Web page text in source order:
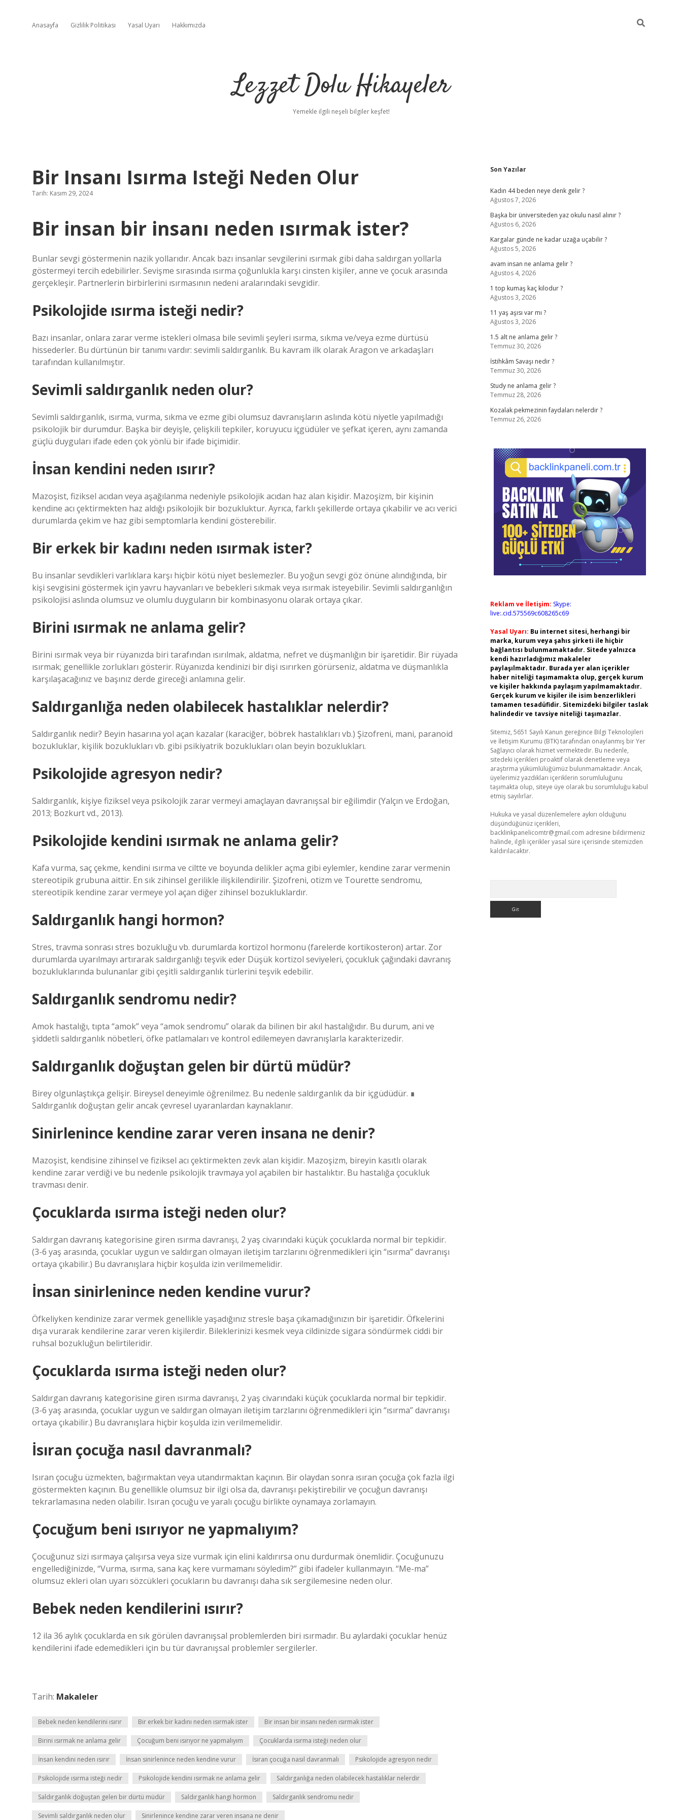
Anasayfa Gizlilik Politikası Yasal Uyarı Hakkımızda
Lezzet Dolu Hikayeler
Yemekle ilgili neşeli bilgiler keşfet!
Bir Insanı Isırma Isteği Neden Olur
Tarih: Kasım 29, 2024
Bir insan bir insanı neden ısırmak ister?
Bunlar sevgi göstermenin nazik yollarıdır. Ancak bazı insanlar sevgilerini ısırmak gibi daha saldırgan yollarla
göstermeyi tercih edebilirler. Sevişme sırasında ısırma çoğunlukla karşı cinsten kişiler, anne ve çocuk arasında
gerçekleşir. Partnerlerin birbirlerini ısırmasının nedeni aralarındaki sevgidir.
Psikolojide ısırma isteği nedir?
Bazı insanlar, onlara zarar verme istekleri olmasa bile sevimli şeyleri ısırma, sıkma ve/veya ezme dürtüsü
hissederler. Bu dürtünün bir tanımı vardır: sevimli saldırganlık. Bu kavram ilk olarak Aragon ve arkadaşları
tarafından kullanılmıştır.
Sevimli saldırganlık neden olur?
Sevimli saldırganlık, ısırma, vurma, sıkma ve ezme gibi olumsuz davranışların aslında kötü niyetle yapılmadığı
psikolojik bir durumdur. Başka bir deyişle, çelişkili tepkiler, koruyucu içgüdüler ve şefkat içeren, aynı zamanda
güçlü duyguları ifade eden çok yönlü bir ifade biçimidir.
İnsan kendini neden ısırır?
Mazoşist, fiziksel acıdan veya aşağılanma nedeniyle psikolojik acıdan haz alan kişidir. Mazoşizm, bir kişinin
kendine acı çektirmekten haz aldığı psikolojik bir bozukluktur. Ayrıca, farklı şekillerde ortaya çıkabilir ve acı verici
durumlarda çekim ve haz gibi semptomlarla kendini gösterebilir.
Bir erkek bir kadını neden ısırmak ister?
Bu insanlar sevdikleri varlıklara karşı hiçbir kötü niyet beslemezler. Bu yoğun sevgi göz önüne alındığında, bir
kişi sevgisini göstermek için yavru hayvanları ve bebekleri sıkmak veya ısırmak isteyebilir. Sevimli saldırganlığın
psikolojisi aslında olumsuz ve olumlu duyguların bir kombinasyonu olarak ortaya çıkar.
Birini ısırmak ne anlama gelir?
Birini ısırmak veya bir rüyanızda biri tarafından ısırılmak, aldatma, nefret ve düşmanlığın bir işaretidir. Bir rüyada
ısırmak; genellikle zorlukları gösterir. Rüyanızda kendinizi bir dişi ısırırken görürseniz, aldatma ve düşmanlıkla
karşılaşacağınız ve başınız derde gireceği anlamına gelir.
Saldırganlığa neden olabilecek hastalıklar nelerdir?
Saldırganlık nedir? Beyin hasarına yol açan kazalar (karaciğer, böbrek hastalıkları vb.) Şizofreni, mani, paranoid
bozukluklar, kişilik bozuklukları vb. gibi psikiyatrik bozuklukları olan beyin bozuklukları.
Psikolojide agresyon nedir?
Saldırganlık, kişiye fiziksel veya psikolojik zarar vermeyi amaçlayan davranışsal bir eğilimdir (Yalçın ve Erdoğan,
2013; Bozkurt vd., 2013).
Psikolojide kendini ısırmak ne anlama gelir?
Kafa vurma, saç çekme, kendini ısırma ve ciltte ve boyunda delikler açma gibi eylemler, kendine zarar vermenin
stereotipik grubuna aittir. En sık zihinsel gerilikle ilişkilendirilir. Şizofreni, otizm ve Tourette sendromu,
stereotipik kendine zarar vermeye yol açan diğer zihinsel bozukluklardır.
Saldırganlık hangi hormon?
Stres, travma sonrası stres bozukluğu vb. durumlarda kortizol hormonu (farelerde kortikosteron) artar. Zor
durumlarda uyarılmayı artırarak saldırganlığı teşvik eder Düşük kortizol seviyeleri, çocukluk çağındaki davranış
bozukluklarında bulunanlar gibi çeşitli saldırganlık türlerini teşvik edebilir.
Saldırganlık sendromu nedir?
Amok hastalığı, tıpta “amok” veya “amok sendromu” olarak da bilinen bir akıl hastalığıdır. Bu durum, ani ve
şiddetli saldırganlık nöbetleri, öfke patlamaları ve kontrol edilemeyen davranışlarla karakterizedir.
Saldırganlık doğuştan gelen bir dürtü müdür?
Birey olgunlaştıkça gelişir. Bireysel deneyimle öğrenilmez. Bu nedenle saldırganlık da bir içgüdüdür. ∎
Saldırganlık doğuştan gelir ancak çevresel uyaranlardan kaynaklanır.
Sinirlenince kendine zarar veren insana ne denir?
Mazoşist, kendisine zihinsel ve fiziksel acı çektirmekten zevk alan kişidir. Mazoşizm, bireyin kasıtlı olarak
kendine zarar verdiği ve bu nedenle psikolojik travmaya yol açabilen bir hastalıktır. Bu hastalığa çocukluk
travması denir.
Çocuklarda ısırma isteği neden olur?
Saldırgan davranış kategorisine giren ısırma davranışı, 2 yaş civarındaki küçük çocuklarda normal bir tepkidir.
(3-6 yaş arasında, çocuklar uygun ve saldırgan olmayan iletişim tarzlarını öğrenmedikleri için “ısırma” davranışı
ortaya çıkabilir.) Bu davranışlara hiçbir koşulda izin verilmemelidir.
İnsan sinirlenince neden kendine vurur?
Öfkeliyken kendinize zarar vermek genellikle yaşadığınız stresle başa çıkamadığınızın bir işaretidir. Öfkelerini
dışa vurarak kendilerine zarar veren kişilerdir. Bileklerinizi kesmek veya cildinizde sigara söndürmek ciddi bir
ruhsal bozukluğun belirtileridir.
Çocuklarda ısırma isteği neden olur?
Saldırgan davranış kategorisine giren ısırma davranışı, 2 yaş civarındaki küçük çocuklarda normal bir tepkidir.
(3-6 yaş arasında, çocuklar uygun ve saldırgan olmayan iletişim tarzlarını öğrenmedikleri için “ısırma” davranışı
ortaya çıkabilir.) Bu davranışlara hiçbir koşulda izin verilmemelidir.
İsıran çocuğa nasıl davranmalı?
Isıran çocuğu üzmekten, bağırmaktan veya utandırmaktan kaçının. Bir olaydan sonra ısıran çocuğa çok fazla ilgi
göstermekten kaçının. Bu genellikle olumsuz bir ilgi olsa da, davranışı pekiştirebilir ve çocuğun davranışı
tekrarlamasına neden olabilir. Isıran çocuğu ve yaralı çocuğu birlikte oynamaya zorlamayın.
Çocuğum beni ısırıyor ne yapmalıyım?
Çocuğunuz sizi ısırmaya çalışırsa veya size vurmak için elini kaldırırsa onu durdurmak önemlidir. Çocuğunuzu
engellediğinizde, “Vurma, ısırma, sana kaç kere vurmamanı söyledim?” gibi ifadeler kullanmayın. “Me-ma”
olumsuz ekleri olan uyarı sözcükleri çocukların bu davranışı daha sık sergilemesine neden olur.
Bebek neden kendilerini ısırır?
12 ila 36 aylık çocuklarda en sık görülen davranışsal problemlerden biri ısırmadır. Bu aylardaki çocuklar henüz
kendilerini ifade edemedikleri için bu tür davranışsal problemler sergilerler.
Tarih: Makaleler
Bebek neden kendilerini ısırır Bir erkek bir kadını neden ısırmak ister Bir insan bir insanı neden ısırmak ister
Birini ısırmak ne anlama gelir Çocuğum beni ısırıyor ne yapmalıyım Çocuklarda ısırma isteği neden olur
İnsan kendini neden ısırır İnsan sinirlenince neden kendine vurur İsıran çocuğa nasıl davranmalı Psikolojide agresyon nedir
Psikolojide ısırma isteği nedir Psikolojide kendini ısırmak ne anlama gelir Saldırganlığa neden olabilecek hastalıklar nelerdir
Saldırganlık doğuştan gelen bir dürtü müdür Saldırganlık hangi hormon Saldırganlık sendromu nedir
Sevimli saldırganlık neden olur Sinirlenince kendine zarar veren insana ne denir
Sidebar
Son Yazılar
Kadın 44 beden neye denk gelir ?
Ağustos 7, 2026
Başka bir üniversiteden yaz okulu nasıl alınır ?
Ağustos 6, 2026
Kargalar günde ne kadar uzağa uçabilir ?
Ağustos 5, 2026
avam insan ne anlama gelir ?
Ağustos 4, 2026
1 top kumaş kaç kilodur ?
Ağustos 3, 2026
11 yaş aşısı var mı ?
Ağustos 3, 2026
1.5 alt ne anlama gelir ?
Temmuz 30, 2026
İstihkâm Savaşı nedir ?
Temmuz 30, 2026
Study ne anlama gelir ?
Temmuz 28, 2026
Kozalak pekmezinin faydaları nelerdir ?
Temmuz 26, 2026
Reklam ve İletişim: Skype:
live:.cid.575569c608265c69
Yasal Uyarı: Bu internet sitesi, herhangi bir
marka, kurum veya şahıs şirketi ile hiçbir
bağlantısı bulunmamaktadır. Sitede yalnızca
kendi hazırladığımız makaleler
paylaşılmaktadır. Burada yer alan içerikler
haber niteliği taşımamakta olup, gerçek kurum
ve kişiler hakkında paylaşım yapılmamaktadır.
Gerçek kurum ve kişiler ile isim benzerlikleri
tamamen tesadüfidir. Sitemizdeki bilgiler taslak
halindedir ve tavsiye niteliği taşımazlar.
Sitemiz, 5651 Sayılı Kanun gereğince Bilgi Teknolojileri
ve İletişim Kurumu (BTK) tarafından onaylanmış bir Yer
Sağlayıcı olarak hizmet vermektedir. Bu nedenle,
sitedeki içerikleri proaktif olarak denetleme veya
araştırma yükümlülüğümüz bulunmamaktadır. Ancak,
üyelerimiz yazdıkları içeriklerin sorumluluğunu
taşımakta olup, siteye üye olarak bu sorumluluğu kabul
etmiş sayılırlar.
Hukuka ve yasal düzenlemelere aykırı olduğunu
düşündüğünüz içerikleri,
backlinkpanelicomtr@gmail.com adresine bildirmeniz
halinde, ilgili içerikler yasal süre içerisinde sitemizden
kaldırılacaktır.